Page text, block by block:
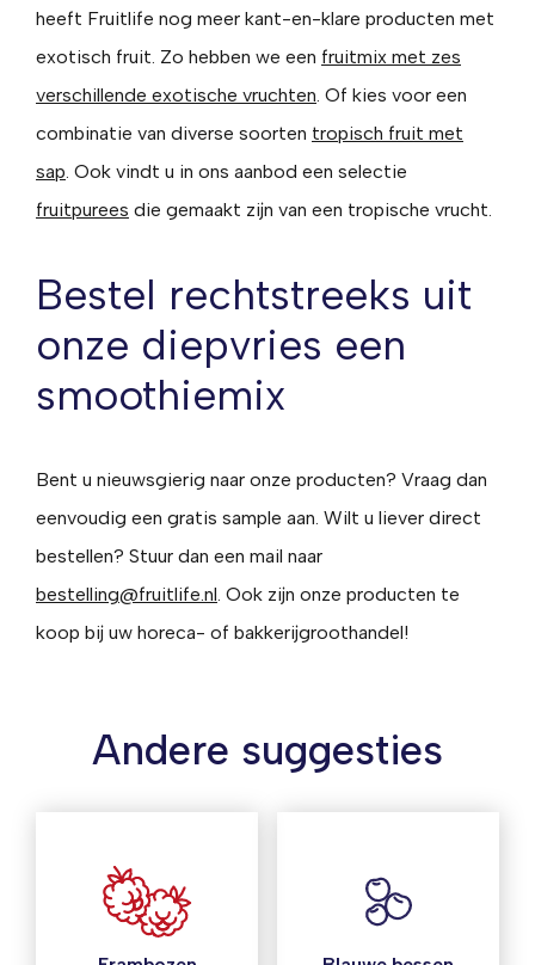
heeft Fruitlife nog meer kant-en-klare producten met
exotisch fruit. Zo hebben we een fruitmix met zes
verschillende exotische vruchten . Of kies voor een
combinatie van diverse soorten tropisch fruit met
sap . Ook vindt u in ons aanbod een selectie
fruitpurees die gemaakt zijn van een tropische vrucht.
Bestel rechtstreeks uit
onze diepvries een
smoothiemix
Bent u nieuwsgierig naar onze producten? Vraag dan
eenvoudig een gratis sample aan. Wilt u liever direct
bestellen? Stuur dan een mail naar
bestelling@fruitlife.nl . Ook zijn onze producten te
koop bij uw horeca- of bakkerijgroothandel!
Andere suggesties